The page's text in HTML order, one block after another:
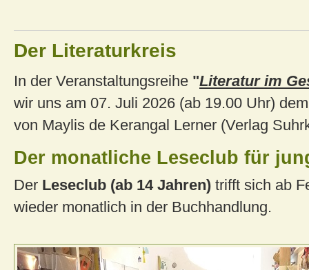
Der Literaturkreis
In der Veranstaltungsreihe "Literatur im
wir uns am 07. Juli 2026 (ab 19.00 Uhr)
von Maylis de Kerangal Lerner (Verlag
Der monatliche Leseclub für
Der Leseclub (ab 14 Jahren) trifft sich ab
wieder monatlich in der Buchhandlung.